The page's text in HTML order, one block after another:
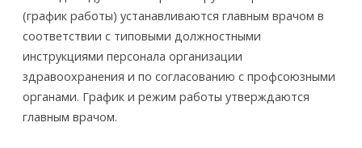
(график работы) устанавливаются главным врачом в
соответствии с типовыми должностными
инструкциями персонала организации
здравоохранения и по согласованию с профсоюзными
органами. График и режим работы утверждаются
главным врачом.